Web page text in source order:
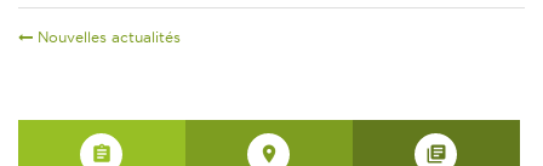
Nouvelles actualités
assignment place library_books